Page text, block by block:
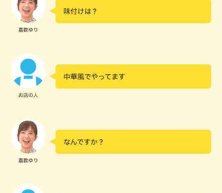
嘉数ゆり
味付けは？
お店の人
中華風でやってます
嘉数ゆり
なんですか？